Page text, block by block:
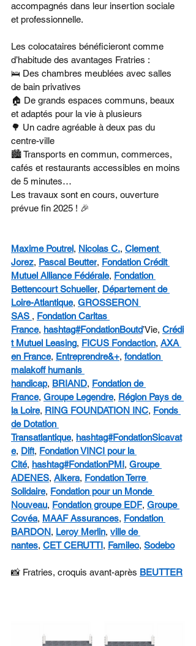
accompagnés dans leur insertion sociale
et professionnelle.
Les colocataires bénéficieront comme
d’habitude des avantages Fratries :
🛌 Des chambres meublées avec salles
de bain privatives
🏠 De grands espaces communs, beaux
et adaptés pour la vie à plusieurs
🌳 Un cadre agréable à deux pas du
centre-ville
🏙️ Transports en commun, commerces,
cafés et restaurants accessibles en moins
de 5 minutes…
Les travaux sont en cours, ouverture
prévue fin 2025 ! 🎉
Maxime Poutrel, Nicolas C., Clement
Jorez, Pascal Beutter, Fondation Crédit
Mutuel Alliance Fédérale, Fondation
Bettencourt Schueller, Département de
Loire-Atlantique, GROSSERON
SAS , Fondation Caritas
France, hashtag#FondationBoutd’Vie, Crédi
t Mutuel Leasing, FICUS Fondaction, AXA
en France, Entreprendre&+, fondation
malakoff humanis
handicap, BRIAND, Fondation de
France, Groupe Legendre, Région Pays de
la Loire, RING FOUNDATION INC, Fonds
de Dotation
Transatlantique, hashtag#FondationSicavat
e, Dift, Fondation VINCI pour la
Cité, hashtag#FondationPMI, Groupe
ADENES, Alkera, Fondation Terre
Solidaire, Fondation pour un Monde
Nouveau, Fondation groupe EDF, Groupe
Covéa, MAAF Assurances, Fondation
BARDON, Leroy Merlin, ville de
nantes, CET CERUTTI, Famileo, Sodebo
📸 Fratries, croquis avant-après BEUTTER